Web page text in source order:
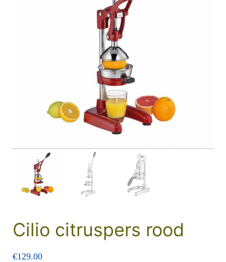
Cilio citruspers rood
€129.00